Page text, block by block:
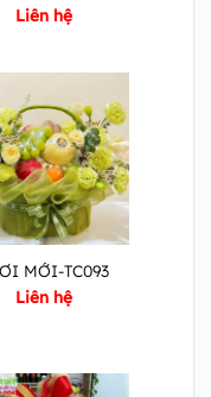
Liên hệ
MỚI-TC093
Liên hệ